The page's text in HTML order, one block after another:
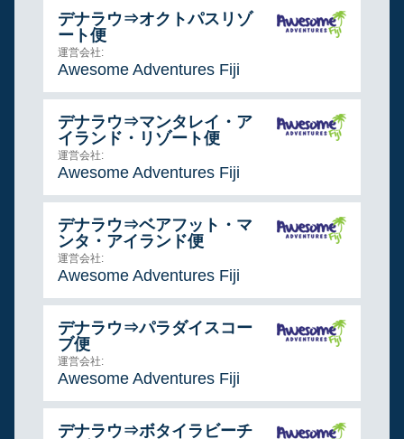
デナラウ⇒オクトパスリゾ
ート便
運営会社:
Awesome Adventures Fiji
デナラウ⇒マンタレイ・ア
イランド・リゾート便
運営会社:
Awesome Adventures Fiji
デナラウ⇒ベアフット・マ
ンタ・アイランド便
運営会社:
Awesome Adventures Fiji
デナラウ⇒パラダイスコー
ブ便
運営会社:
Awesome Adventures Fiji
デナラウ⇒ボタイラビーチ